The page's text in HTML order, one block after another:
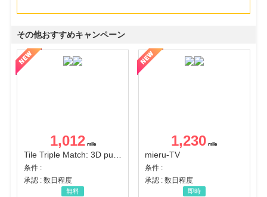
その他おすすめキャンペーン
1,012
Tile Triple Match: 3D puzzle
条件 :
承認 : 数日程度
無料
1,230
mieru-TV
条件 :
承認 : 数日程度
即時